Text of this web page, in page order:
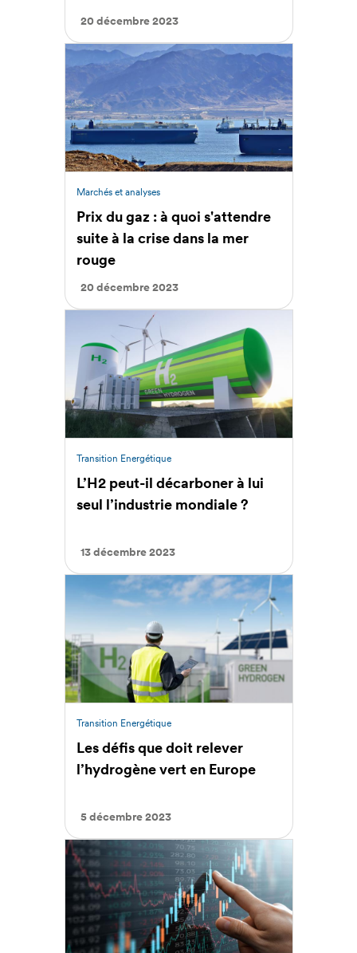
20 décembre 2023
Marchés et analyses
Prix du gaz : à quoi s'attendre
suite à la crise dans la mer
rouge
20 décembre 2023
Transition Energétique
L’H2 peut-il décarboner à lui
seul l’industrie mondiale ?
13 décembre 2023
Transition Energétique
Les défis que doit relever
l’hydrogène vert en Europe
5 décembre 2023